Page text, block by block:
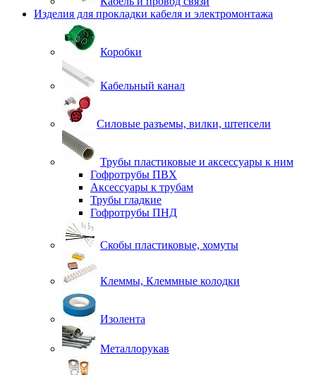
Изделия для прокладки кабеля и электромонтажа
Коробки
Кабельный канал
Силовые разъемы, вилки, штепсели
Трубы пластиковые и аксессуары к ним
Гофротрубы ПВХ
Аксессуары к трубам
Трубы гладкие
Гофротрубы ПНД
Скобы пластиковые, хомуты
Клеммы, Клеммные колодки
Изолента
Металлорукав